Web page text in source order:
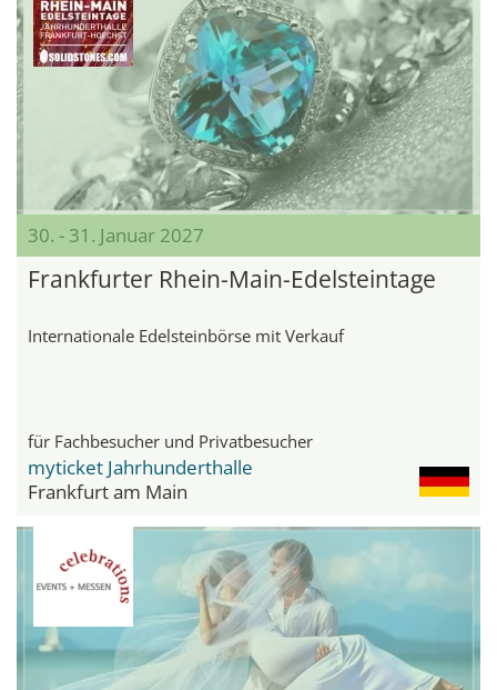
30. - 31. Januar 2027
Frankfurter Rhein-Main-Edelsteintage
Internationale Edelsteinbörse mit Verkauf
für Fachbesucher und Privatbesucher
myticket Jahrhunderthalle
Frankfurt am Main